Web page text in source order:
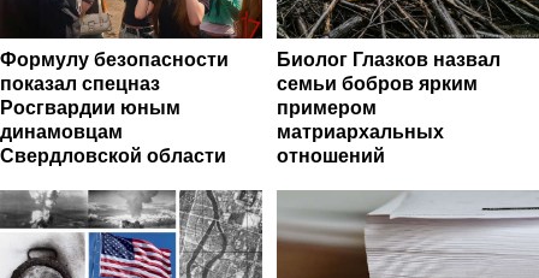
Формулу безопасности
показал спецназ
Росгвардии юным
динамовцам
Свердловской области
Биолог Глазков назвал
семьи бобров ярким
примером
матриархальных
отношений